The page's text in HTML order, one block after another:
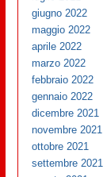
giugno 2022
maggio 2022
aprile 2022
marzo 2022
febbraio 2022
gennaio 2022
dicembre 2021
novembre 2021
ottobre 2021
settembre 2021